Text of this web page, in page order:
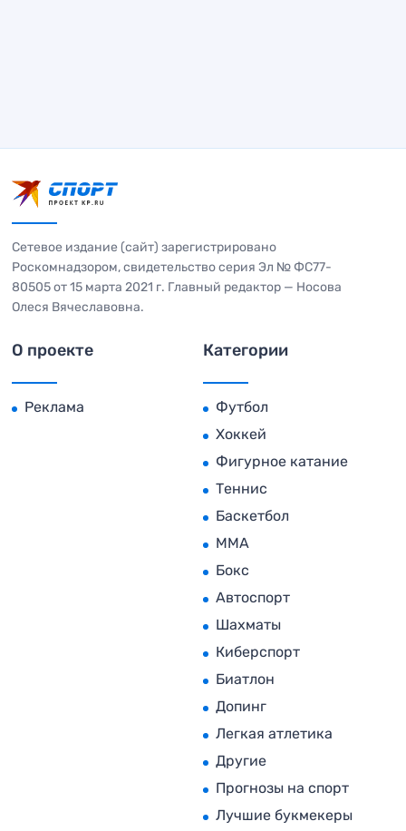
Сетевое издание (сайт) зарегистрировано
Роскомнадзором, свидетельство серия Эл № ФС77-
80505 от 15 марта 2021 г. Главный редактор — Носова
Олеся Вячеславовна.
О проекте
Реклама
Категории
Футбол
Хоккей
Фигурное катание
Теннис
Баскетбол
MMA
Бокс
Автоспорт
Шахматы
Киберспорт
Биатлон
Допинг
Легкая атлетика
Другие
Прогнозы на спорт
Лучшие букмекеры